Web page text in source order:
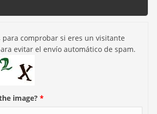
para comprobar si eres un visitante
evitar el envío automático de spam.
image? *